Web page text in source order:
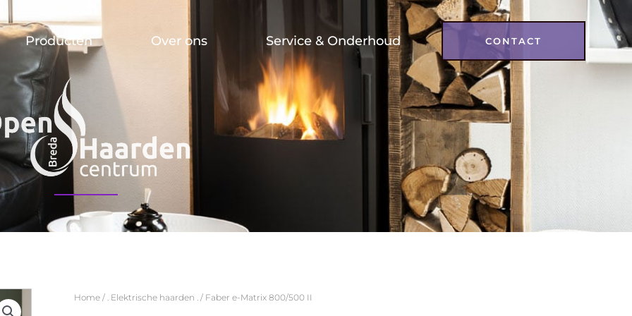
Producten Over ons Service & Onderhoud CONTACT
Home / . Elektrische haarden . / Faber e-Matrix 800/500 II